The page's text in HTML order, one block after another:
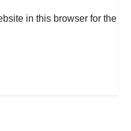
in this browser for the